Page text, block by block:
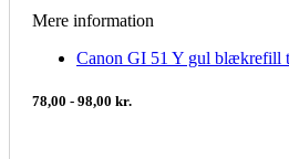
Mere information
Canon GI 51 Y gul blækrefill
78,00 - 98,00 kr.